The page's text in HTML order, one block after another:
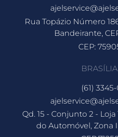
Rua Topázio Número
Bandeirante,
CEP:
(61)
Qd. 15 - Conjunto 2 - Loja
do Automóvel, Zona